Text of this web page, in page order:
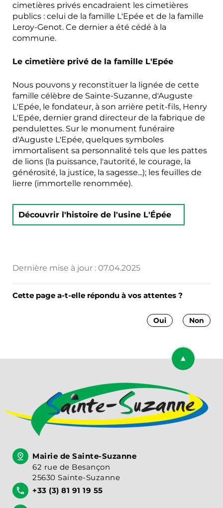
cimetières privés encadraient les cimetières
publics : celui de la famille L'Epée et de la famille
Leroy-Genot. Ce dernier a été cédé à la
commune.
Le cimetière privé de la famille L'Epée
Nous pouvons y reconstituer la lignée de cette
famille célèbre de Sainte-Suzanne, d'Auguste
L'Epée, le fondateur, à son arrière petit-fils, Henry
L'Epée, dernier grand directeur de la fabrique de
pendulettes. Sur le monument funéraire
d'Auguste L'Epée, quelques symboles
immortalisent sa personnalité tels que les pattes
de lions (la puissance, l'autorité, le courage, la
générosité, la justice, la sagesse...); les feuilles de
lierre (immortelle renommée).
Découvrir l'histoire de l'usine L'Épée
Dernière mise à jour : 07.04.2025
Cette page a-t-elle répondu à vos attentes ?
Non
Oui
Retourner
Mairie de Sainte-Suzanne
62 rue de Besançon
25630 Sainte-Suzanne
+33 (3) 81 91 19 55